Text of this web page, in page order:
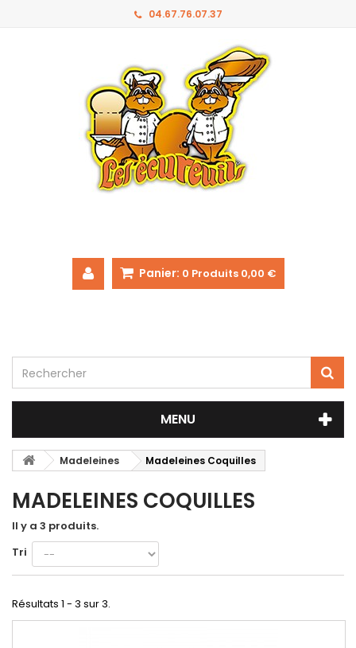
04.67.76.07.37
Panier: 0 Produits 0,00 €
MENU
Madeleines Madeleines Coquilles
MADELEINES COQUILLES
Il y a 3 produits.
Tri
Résultats 1 - 3 sur 3.